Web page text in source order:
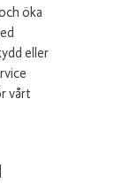
öka
eller
vårt